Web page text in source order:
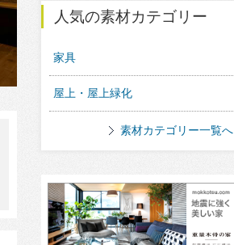
人気の素材カテゴリー
家具
屋上・屋上緑化
素材カテゴリー一覧へ